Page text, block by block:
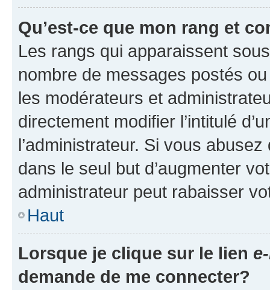
Qu’est-ce que mon rang et
Les rangs qui apparaissent
nombre de messages postés
les modérateurs et
directement modifier l’intitulé
l’administrateur. Si vous
dans le seul but d’augmenter
administrateur peut rabaisser
Haut
Lorsque je clique sur le lien
demande de me connecter?